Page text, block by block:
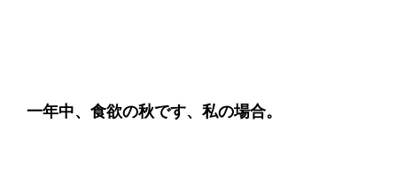
一年中、食欲の秋です、私の場合。